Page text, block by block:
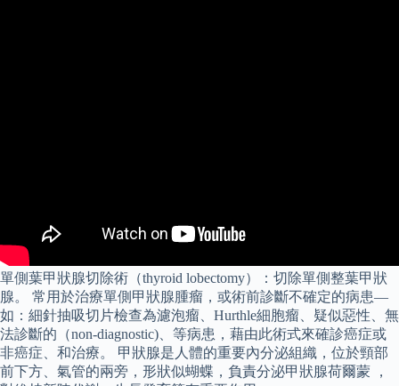
單側葉甲狀腺切除術（thyroid lobectomy）：切除單側整葉甲狀
腺。 常用於治療單側甲狀腺腫瘤，或術前診斷不確定的病患—
如：細針抽吸切片檢查為濾泡瘤、Hurthle細胞瘤、疑似惡性、無
法診斷的（non-diagnostic)、等病患，藉由此術式來確診癌症或
非癌症、和治療。 甲狀腺是人體的重要內分泌組織，位於頸部
前下方、氣管的兩旁，形狀似蝴蝶，負責分泌甲狀腺荷爾蒙 ，